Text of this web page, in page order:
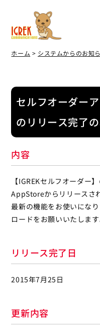
ホーム > システムからのお知
セルフオーダー
のリリース完了
内容
【IGREKセルフオーダー
AppStoreからリリースさ
最新の機能をお使いにな
ロードをお願いいたします
リリース完了日
2015年7月25日
更新内容